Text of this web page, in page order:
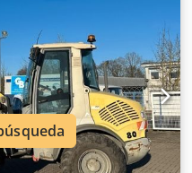
INSTALADO EN EL
no CONEXIONES 3